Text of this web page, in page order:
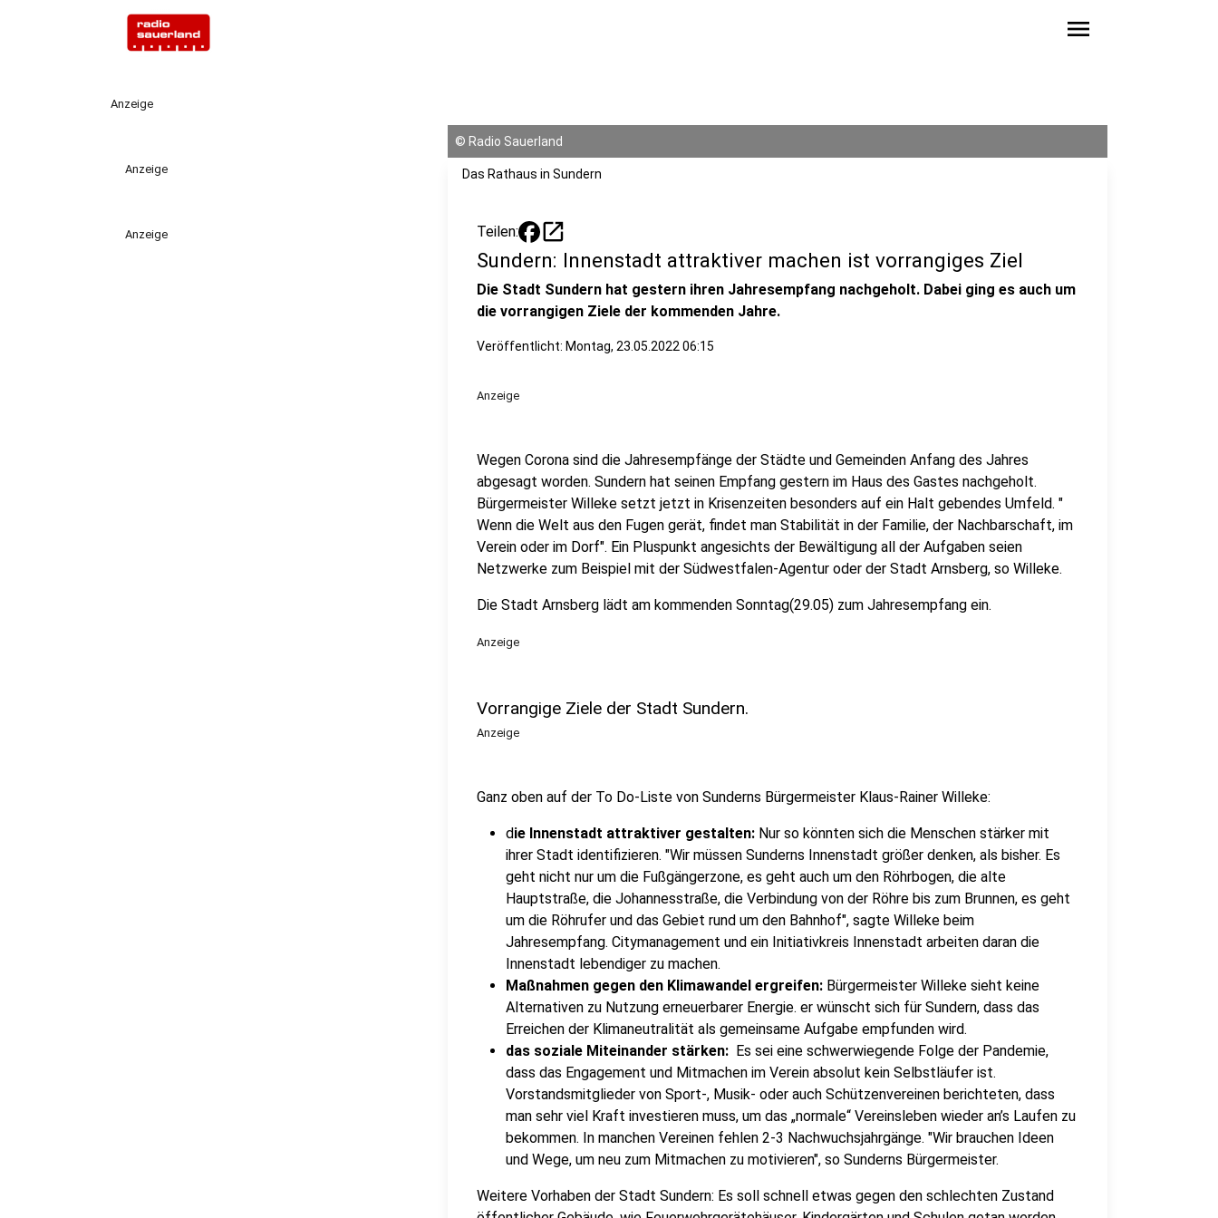
menu
Anzeige
Anzeige
Anzeige
© Radio Sauerland
Das Rathaus in Sundern
Teilen: open_in_new
Sundern: Innenstadt attraktiver machen ist vorrangiges Ziel
Die Stadt Sundern hat gestern ihren Jahresempfang nachgeholt. Dabei ging es auch um
die vorrangigen Ziele der kommenden Jahre.
Veröffentlicht: Montag, 23.05.2022 06:15
Anzeige
Wegen Corona sind die Jahresempfänge der Städte und Gemeinden Anfang des Jahres
abgesagt worden. Sundern hat seinen Empfang gestern im Haus des Gastes nachgeholt.
Bürgermeister Willeke setzt jetzt in Krisenzeiten besonders auf ein Halt gebendes Umfeld. "
Wenn die Welt aus den Fugen gerät, findet man Stabilität in der Familie, der Nachbarschaft, im
Verein oder im Dorf". Ein Pluspunkt angesichts der Bewältigung all der Aufgaben seien
Netzwerke zum Beispiel mit der Südwestfalen-Agentur oder der Stadt Arnsberg, so Willeke.
Die Stadt Arnsberg lädt am kommenden Sonntag(29.05) zum Jahresempfang ein.
Anzeige
Vorrangige Ziele der Stadt Sundern.
Anzeige
Ganz oben auf der To Do-Liste von Sunderns Bürgermeister Klaus-Rainer Willeke:
die Innenstadt attraktiver gestalten: Nur so könnten sich die Menschen stärker mit
ihrer Stadt identifizieren. "Wir müssen Sunderns Innenstadt größer denken, als bisher. Es
geht nicht nur um die Fußgängerzone, es geht auch um den Röhrbogen, die alte
Hauptstraße, die Johannesstraße, die Verbindung von der Röhre bis zum Brunnen, es geht
um die Röhrufer und das Gebiet rund um den Bahnhof", sagte Willeke beim
Jahresempfang. Citymanagement und ein Initiativkreis Innenstadt arbeiten daran die
Innenstadt lebendiger zu machen.
Maßnahmen gegen den Klimawandel ergreifen: Bürgermeister Willeke sieht keine
Alternativen zu Nutzung erneuerbarer Energie. er wünscht sich für Sundern, dass das
Erreichen der Klimaneutralität als gemeinsame Aufgabe empfunden wird.
das soziale Miteinander stärken: Es sei eine schwerwiegende Folge der Pandemie,
dass das Engagement und Mitmachen im Verein absolut kein Selbstläufer ist.
Vorstandsmitglieder von Sport-, Musik- oder auch Schützenvereinen berichteten, dass
man sehr viel Kraft investieren muss, um das „normale“ Vereinsleben wieder an’s Laufen zu
bekommen. In manchen Vereinen fehlen 2-3 Nachwuchsjahrgänge. "Wir brauchen Ideen
und Wege, um neu zum Mitmachen zu motivieren", so Sunderns Bürgermeister.
Weitere Vorhaben der Stadt Sundern: Es soll schnell etwas gegen den schlechten Zustand